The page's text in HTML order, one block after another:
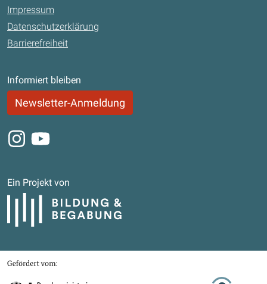
Impressum
Datenschutzerklärung
Barrierefreiheit
Informiert bleiben
Newsletter-Anmeldung
Instagram
Youtube
Ein Projekt von
Bildung und Begabung
Gefördert von
Bundesministerium für Bildung, Familie, Senioren, Frauen und Jugend